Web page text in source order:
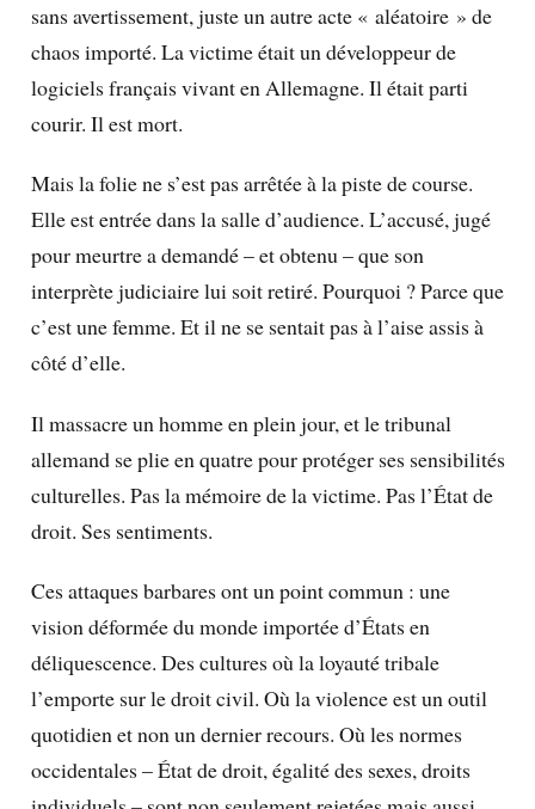
sans avertissement, juste un autre acte « aléatoire » de
chaos importé. La victime était un développeur de
logiciels français vivant en Allemagne. Il était parti
courir. Il est mort.
Mais la folie ne s’est pas arrêtée à la piste de course.
Elle est entrée dans la salle d’audience. L’accusé, jugé
pour meurtre a demandé – et obtenu – que son
interprète judiciaire lui soit retiré. Pourquoi ? Parce que
c’est une femme. Et il ne se sentait pas à l’aise assis à
côté d’elle.
Il massacre un homme en plein jour, et le tribunal
allemand se plie en quatre pour protéger ses sensibilités
culturelles. Pas la mémoire de la victime. Pas l’État de
droit. Ses sentiments.
Ces attaques barbares ont un point commun : une
vision déformée du monde importée d’États en
déliquescence. Des cultures où la loyauté tribale
l’emporte sur le droit civil. Où la violence est un outil
quotidien et non un dernier recours. Où les normes
occidentales – État de droit, égalité des sexes, droits